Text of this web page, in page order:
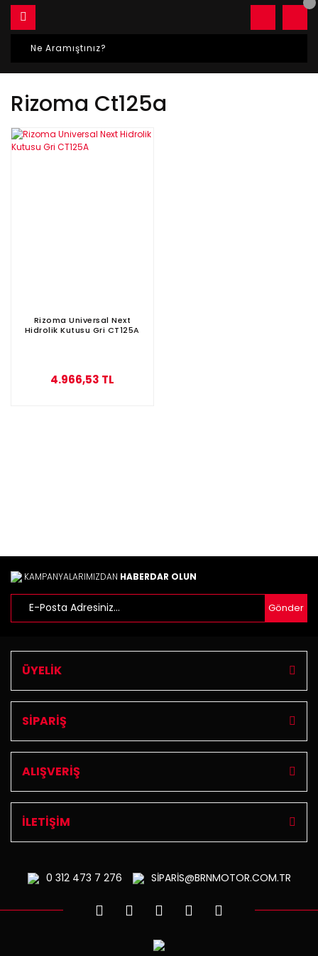
Rizoma Ct125a
Rizoma Universal Next
Hidrolik Kutusu Gri CT125A
4.966,53 TL
KAMPANYALARIMIZDAN HABERDAR OLUN
Gönder
ÜYELİK
SİPARİŞ
ALIŞVERİŞ
İLETİŞİM
0 312473 7 276 SİPARİS@BRNMOTOR.COM.TR